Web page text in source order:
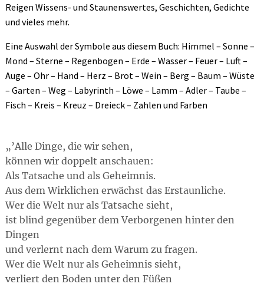
Reigen Wissens- und Staunenswertes, Geschichten, Gedichte
und vieles mehr.
Eine Auswahl der Symbole aus diesem Buch: Himmel – Sonne –
Mond – Sterne – Regenbogen – Erde – Wasser – Feuer – Luft –
Auge – Ohr – Hand – Herz – Brot – Wein – Berg – Baum – Wüste
– Garten – Weg – Labyrinth – Löwe – Lamm – Adler – Taube –
Fisch – Kreis – Kreuz – Dreieck – Zahlen und Farben
’Alle Dinge, die wir sehen,
können wir doppelt anschauen:
Als Tatsache und als Geheimnis.
Aus dem Wirklichen erwächst das Erstaunliche.
Wer die Welt nur als Tatsache sieht,
ist blind gegenüber dem Verborgenen hinter den
Dingen
und verlernt nach dem Warum zu fragen.
Wer die Welt nur als Geheimnis sieht,
verliert den Boden unter den Füßen